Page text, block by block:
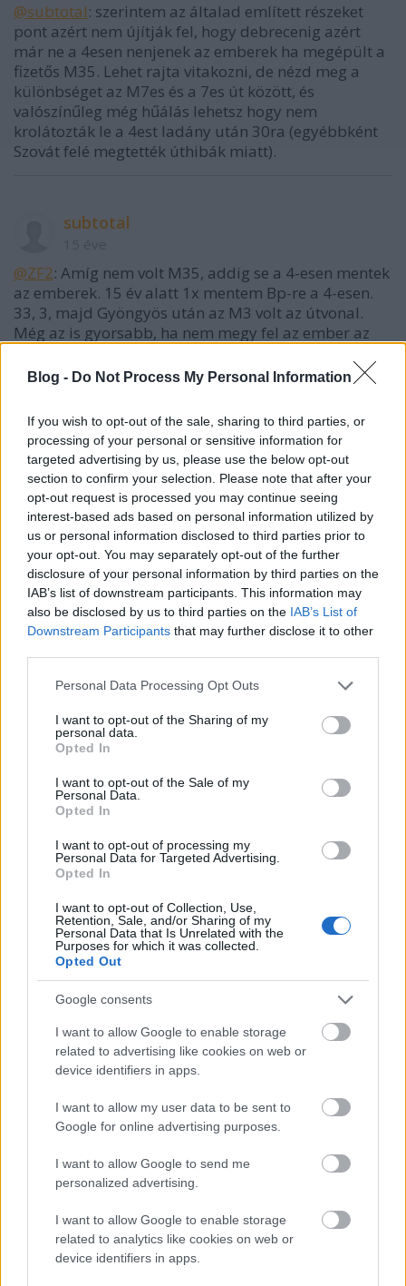
Blog - Do Not Process My Personal Information
If you wish to opt-out of the sale, sharing to third parties, or
processing of your personal or sensitive information for
targeted advertising by us, please use the below opt-out
section to confirm your selection. Please note that after your
opt-out request is processed you may continue seeing
interest-based ads based on personal information utilized by
us or personal information disclosed to third parties prior to
your opt-out. You may separately opt-out of the further
disclosure of your personal information by third parties on the
IAB’s list of downstream participants. This information may
also be disclosed by us to third parties on the IAB’s List of
Downstream Participants that may further disclose it to other
Please note that this website/app uses one or more Google
not limited to your visit or usage behaviour. You may click to
grant or deny consent to Google and its third-party tags to
use your data for below specified purposes in below Google
consent section.
Personal Data Processing Opt Outs
I want to opt-out of the Sharing of my
personal data.
Opted In
I want to opt-out of the Sale of my
Personal Data.
Opted In
I want to opt-out of processing my
Personal Data for Targeted Advertising.
Opted In
I want to opt-out of Collection, Use,
Retention, Sale, and/or Sharing of my
Personal Data that Is Unrelated with the
Purposes for which it was collected.
Opted Out
Google consents
I want to allow Google to enable storage
related to advertising like cookies on web or
device identifiers in apps.
I want to allow my user data to be sent to
Google for online advertising purposes.
I want to allow Google to send me
personalized advertising.
I want to allow Google to enable storage
related to analytics like cookies on web or
device identifiers in apps.
@subtotal: szerintem az általad említett részeket
pont azért nem újítják fel, hogy debrecenig azért
már ne a 4esen nenjenek az emberek ha megépült a
fizetős M35. Lehet rajta vitakozni, de nézd meg a
különbséget az M7es és a 7es út között, és
valószínűleg még hűálás lehetsz hogy nem
krolátozták le a 4est ladány után 30ra (egyébbként
Szovát felé megtették úthibák miatt).
subtotal
@ZF2: Amíg nem volt M35, addig se a 4-esen mentek
az emberek. 15 év alatt 1x mentem Bp-re a 4-esen.
33, 3, majd Gyöngyös után az M3 volt az útvonal.
Még az is gyorsabb, ha nem megy fel az ember az
Erről a csak az autópályákat díjasítjuk dologtól
csomó pénzt, hogy utána ne azon közlekedjenek a
népek, utána azon ügyeskedünk, hogy mégis. A
blogomban részletesen leírtam, ha érdekel, ott
megtalálod
magyarorszagcruise.blog.hu/2010/10/25/hasznalat
aranyos_utdij_a_baj_nem_a_kamionokkal_van)
moonclown
15 éve
@biga156: a tulajdonlás és az állandó lakcím nem
feltétele egymásnak...
moonclown
15 éve
@binrashid: pontosan.a szlovák rendszámú autók
80%-a céges.Azzal meg ugye elég nehéz bármit
kezdeni.
giancarlo
15 éve
A cikk vége a legtanúságosabb ,mármint ha nem
lenne regadó ,meg emberi léptékű közlekedési
bírságok lennének,senki nem trükközne külföldi
rendszámmal.
ubu1
Így van. Ovi is felfoghatná, hogy verseny van. Nem
foltozgatni kell a jogszabályokat a jogállamiságot
aláásó szemétkedésekkel, hanem versenyképes
alternatívát kell kínálni itthon. Ilyen egyszerű.
jövedéki adóra is. És hogy egy kicsit off legyek: Nem
mindenféle áthidaló kölcsönökkel kell "megmenteni"
a devizahiteleseket, hanem olyan gazdaságpolitikát